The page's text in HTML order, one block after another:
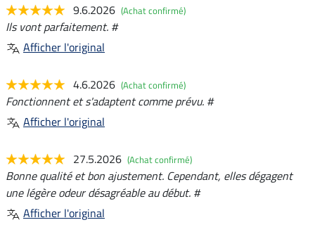
9.6.2026 (Achat confirmé)
Ils vont parfaitement. #
Afficher l'original
4.6.2026 (Achat confirmé)
Fonctionnent et s'adaptent comme prévu. #
Afficher l'original
27.5.2026 (Achat confirmé)
Bonne qualité et bon ajustement. Cependant, elles dégagent
une légère odeur désagréable au début. #
Afficher l'original